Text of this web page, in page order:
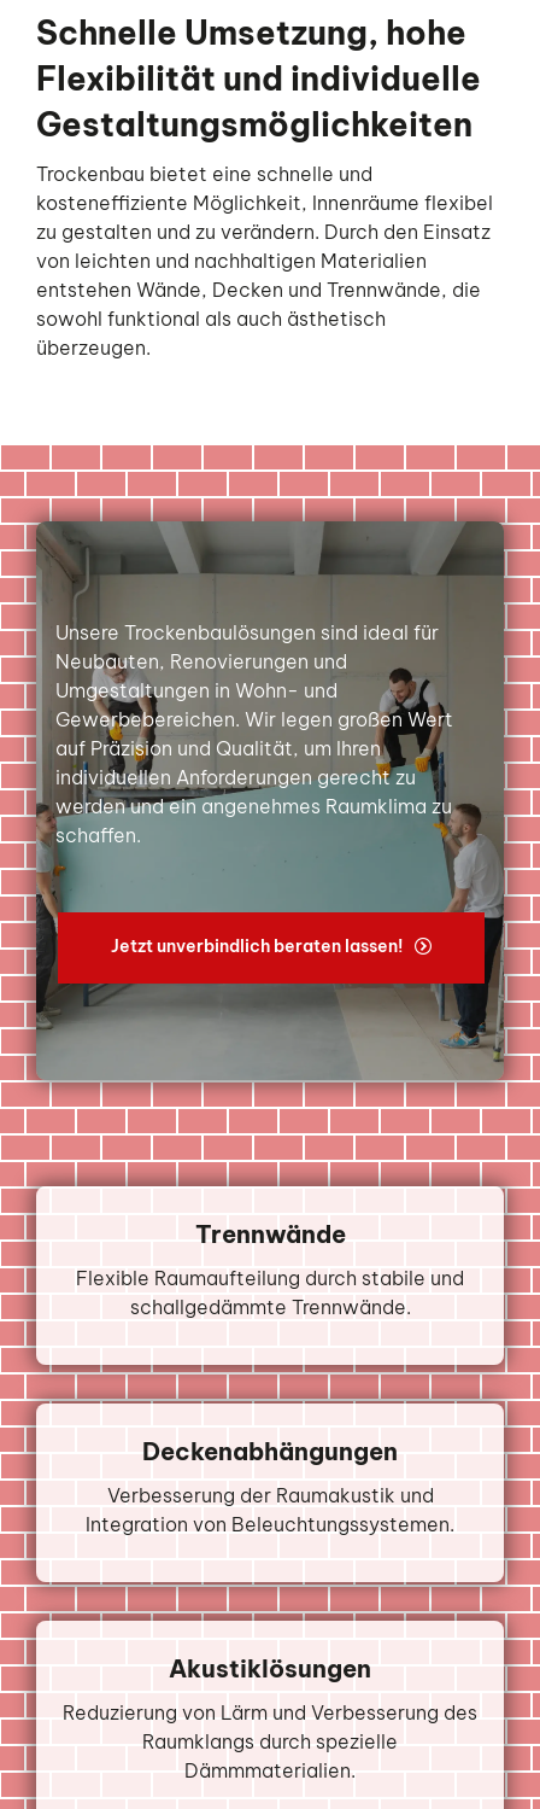
Schnelle Umsetzung, hohe
Flexibilität und individuelle
Gestaltungsmöglichkeiten
Trockenbau bietet eine schnelle und
kosteneffiziente Möglichkeit, Innenräume flexibel
zu gestalten und zu verändern. Durch den Einsatz
von leichten und nachhaltigen Materialien
entstehen Wände, Decken und Trennwände, die
sowohl funktional als auch ästhetisch
überzeugen.
Unsere Trockenbaulösungen sind ideal für
Neubauten, Renovierungen und
Umgestaltungen in Wohn- und
Gewerbebereichen. Wir legen großen Wert
auf Präzision und Qualität, um Ihren
individuellen Anforderungen gerecht zu
werden und ein angenehmes Raumklima zu
schaffen.
Jetzt unverbindlich beraten lassen!
Trennwände
Flexible Raumaufteilung durch stabile und
schallgedämmte Trennwände.
Deckenabhängungen
Verbesserung der Raumakustik und
Integration von Beleuchtungssystemen.
Akustiklösungen
Reduzierung von Lärm und Verbesserung des
Raumklangs durch spezielle
Dämmmaterialien.